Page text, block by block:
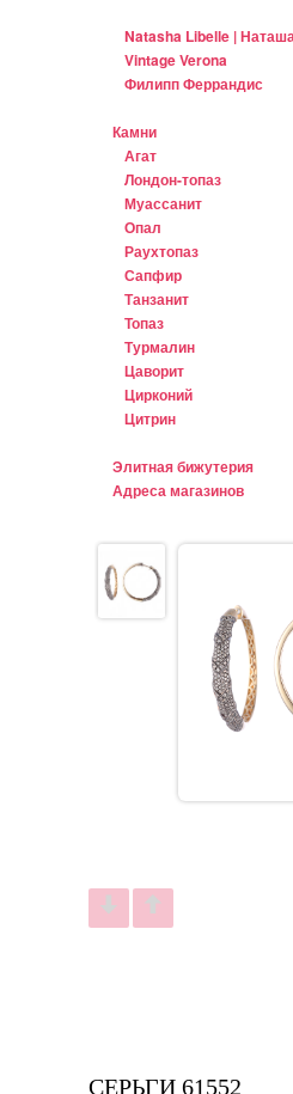
Natasha Libelle |
Vintage Verona
Филипп Феррандис
Камни
Агат
Лондон-топаз
Муассанит
Опал
Раухтопаз
Сапфир
Танзанит
Топаз
Турмалин
Цаворит
Цирконий
Цитрин
Элитная бижутерия
Адреса магазинов
СЕРЬГИ 61552